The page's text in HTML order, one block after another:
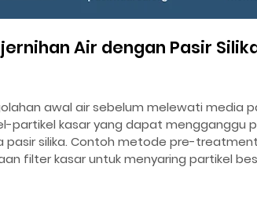
Air dengan Pasir
awal air sebelum melewati media
partikel kasar yang dapat mengganggu
pasir silika. Contoh metode pre-
filter kasar untuk menyaring partikel